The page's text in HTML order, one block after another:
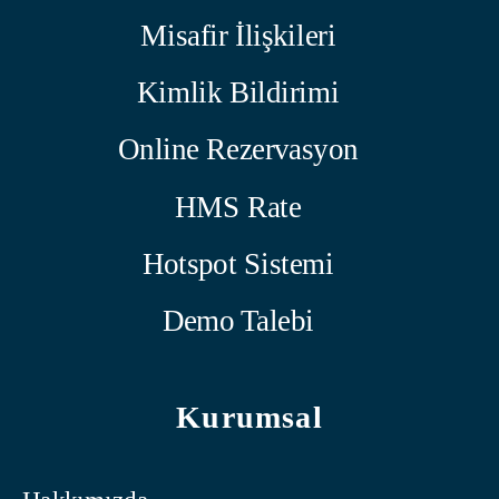
Misafir İlişkileri
Kimlik Bildirimi
Online Rezervasyon
HMS Rate
Hotspot Sistemi
Demo Talebi
Kurumsal